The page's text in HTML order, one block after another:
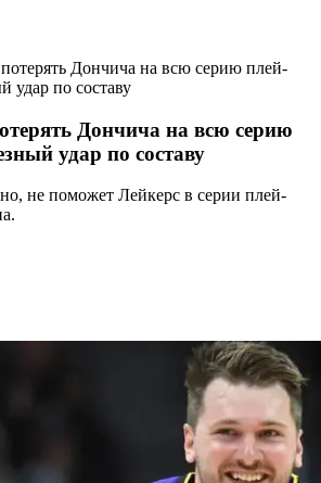
Дончича на всю серию плей-
удар по составу
Дончича на всю серию
удар по составу
не поможет Лейкерс в серии плей-